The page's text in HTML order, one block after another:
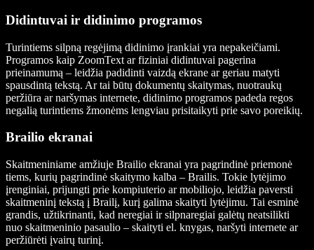
Didintuvai ir didinimo programos
Turintiems silpną regėjimą didinimo įrankiai yra nepakeičiami.
Programos kaip ZoomText ar fiziniai didintuvai pagerina
prieinamumą – leidžia padidinti vaizdą ekrane ar geriau matyti
spausdintą tekstą. Ar tai būtų dokumentų skaitymas, nuotraukų
peržiūra ar naršymas internete, didinimo programos padeda regos
negalią turintiems žmonėms lengviau prisitaikyti prie savo poreikių.
Brailio ekranai
Skaitmeniniame amžiuje Brailio ekranai yra pagrindinė priemonė
tiems, kurių pagrindinė skaitymo kalba – Brailis. Tokie lytėjimo
įrenginiai, prijungti prie kompiuterio ar mobiliojo, leidžia paversti
skaitmeninį tekstą į Brailį, kurį galima skaityti lytėjimu. Tai esminė
grandis, užtikrinanti, kad neregiai ir silpnaregiai galėtų neatsilikti
nuo skaitmeninio pasaulio – skaityti el. knygas, naršyti internete ar
peržiūrėti įvairų turinį.